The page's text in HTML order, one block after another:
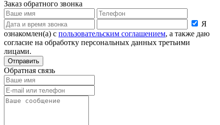
Заказ обратного звонка
Я
ознакомлен(а) с пользовательским соглашением, а также даю
согласие на обработку персональных данных третьими
лицами.
Отправить
Обратная связь